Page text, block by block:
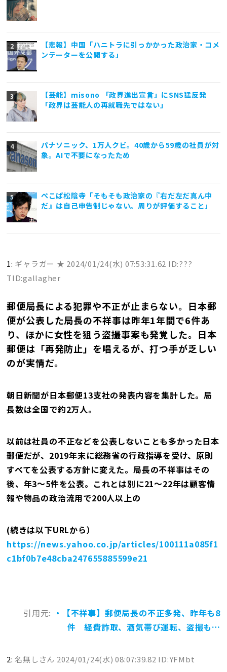
【悲報】中国「ハニトラに引っかかった政治家・コメ
ンテーターを公開する」
【芸能】misono 「政界進出宣言」にSNS猛反発
「政界は芸能人の再就職先ではない」
パナソニック、1万人クビ。40歳から59歳の社員が対
象。AIで不要になったため
ぺこぱ松陰寺「そもそも政治家の『右だ左だ真ん中
だ』は自己申告制じゃない。周りが評価すること」
1: ギャラガー ★ 2024/01/24(水) 07:53:31.62 ID:???
TID:gallagher
郵便局長による犯罪や不正が止まらない。日本郵
便が公表した局長の不祥事は昨年1年間で6件あ
り、ほかに女性を狙う盗撮事案も発覚した。日本
郵便は「再発防止」を唱えるが、打つ手が乏しい
のが実情だ。
朝日新聞が日本郵便13支社の発表内容を集計した。局
長数は全国で約2万人。
以前は社員の不正などを公表しないことも多かった日本
郵便だが、2019年末に総務省の行政指導を受け、原則
すべてを公表する方針に変えた。局長の不祥事はその
後、年3～5件を公表。これとは別に21～22年は顧客情
報や物品の政治流用で200人以上の
(続きは以下URLから）
https://news.yahoo.co.jp/articles/100111a085f1
c1bf0b7e48cba247655885599e21
引用元: ・【不祥事】郵便局長の不正多発、昨年も8
件 経費詐取、酒気帯び運転、盗撮も…
2:名無しさん 2024/01/24(水) 08:07:39.82 ID:YFMbt